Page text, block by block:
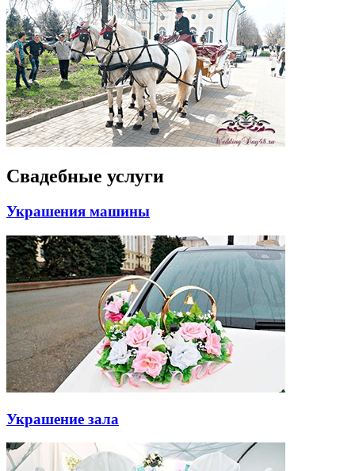
Свадебные услуги
Украшения машины
Украшение зала